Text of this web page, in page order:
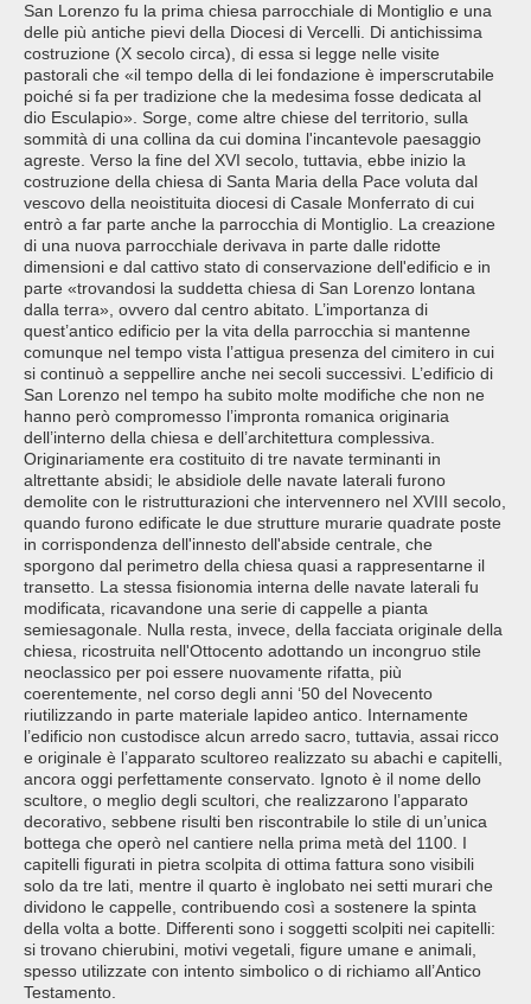
San Lorenzo fu la prima chiesa parrocchiale di Montiglio e una
delle più antiche pievi della Diocesi di Vercelli. Di antichissima
costruzione (X secolo circa), di essa si legge nelle visite
pastorali che «il tempo della di lei fondazione è imperscrutabile
poiché si fa per tradizione che la medesima fosse dedicata al
dio Esculapio». Sorge, come altre chiese del territorio, sulla
sommità di una collina da cui domina l'incantevole paesaggio
agreste. Verso la fine del XVI secolo, tuttavia, ebbe inizio la
costruzione della chiesa di Santa Maria della Pace voluta dal
vescovo della neoistituita diocesi di Casale Monferrato di cui
entrò a far parte anche la parrocchia di Montiglio. La creazione
di una nuova parrocchiale derivava in parte dalle ridotte
dimensioni e dal cattivo stato di conservazione dell'edificio e in
parte «trovandosi la suddetta chiesa di San Lorenzo lontana
dalla terra», ovvero dal centro abitato. L’importanza di
quest’antico edificio per la vita della parrocchia si mantenne
comunque nel tempo vista l’attigua presenza del cimitero in cui
si continuò a seppellire anche nei secoli successivi. L’edificio di
San Lorenzo nel tempo ha subito molte modifiche che non ne
hanno però compromesso l’impronta romanica originaria
dell’interno della chiesa e dell’architettura complessiva.
Originariamente era costituito di tre navate terminanti in
altrettante absidi; le absidiole delle navate laterali furono
demolite con le ristrutturazioni che intervennero nel XVIII secolo,
quando furono edificate le due strutture murarie quadrate poste
in corrispondenza dell'innesto dell'abside centrale, che
sporgono dal perimetro della chiesa quasi a rappresentarne il
transetto. La stessa fisionomia interna delle navate laterali fu
modificata, ricavandone una serie di cappelle a pianta
semiesagonale. Nulla resta, invece, della facciata originale della
chiesa, ricostruita nell'Ottocento adottando un incongruo stile
neoclassico per poi essere nuovamente rifatta, più
coerentemente, nel corso degli anni ‘50 del Novecento
riutilizzando in parte materiale lapideo antico. Internamente
l’edificio non custodisce alcun arredo sacro, tuttavia, assai ricco
e originale è l’apparato scultoreo realizzato su abachi e capitelli,
ancora oggi perfettamente conservato. Ignoto è il nome dello
scultore, o meglio degli scultori, che realizzarono l’apparato
decorativo, sebbene risulti ben riscontrabile lo stile di un’unica
bottega che operò nel cantiere nella prima metà del 1100. I
capitelli figurati in pietra scolpita di ottima fattura sono visibili
solo da tre lati, mentre il quarto è inglobato nei setti murari che
dividono le cappelle, contribuendo così a sostenere la spinta
della volta a botte. Differenti sono i soggetti scolpiti nei capitelli:
si trovano chierubini, motivi vegetali, figure umane e animali,
spesso utilizzate con intento simbolico o di richiamo all’Antico
Testamento.